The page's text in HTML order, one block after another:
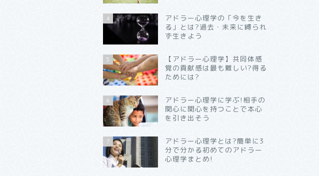
4
アドラー心理学の「今を生き
る」とは?過去・未来に縛られ
ず生きよう
5
【アドラー心理学】共同体感
覚の貢献感は最も難しい?得る
ためには?
6
アドラー心理学に学ぶ!相手の
関心に関心を持つことで本心
を引き出そう
7
アドラー心理学とは?簡単に3
分で分かる初めてのアドラー
心理学まとめ!